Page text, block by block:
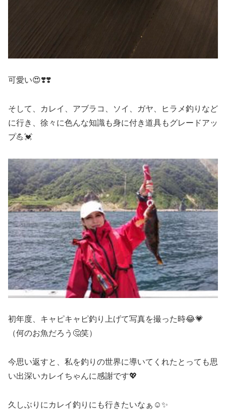
可愛い😍❣️❣️
そして、カレイ、アブラコ、ソイ、ガヤ、ヒラメ釣りなど
に行き、徐々に色んな知識も身に付き道具もグレードアッ
プ💪💓
初年度、キャピキャピ釣り上げて写真を撮った時😂💗
（何のお魚だろう🤔笑）
今思い返すと、私を釣りの世界に導いてくれたとっても思
い出深いカレイちゃんに感謝です💖
久しぶりにカレイ釣りにも行きたいなぁ☺️✨